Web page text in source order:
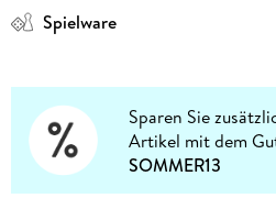
Spielware
Sparen Sie
Artikel mit dem
SOMMER13